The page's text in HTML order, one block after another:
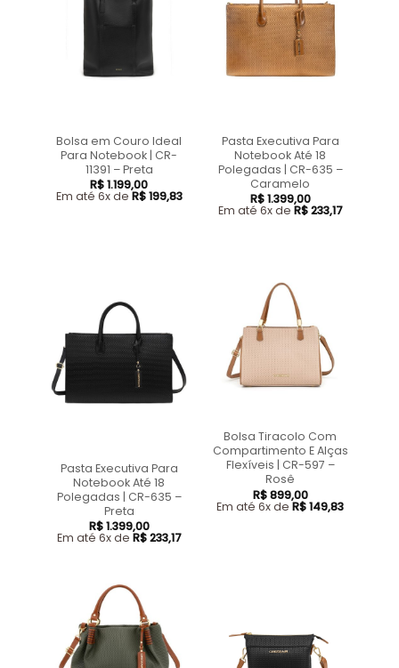
Bolsa em Couro Ideal
Para Notebook | CR-
11391 – Preta
R$1.199,00
Em até 6x de R$199,83
Pasta Executiva Para
Notebook Até 18
Polegadas | CR-635 –
Caramelo
R$1.399,00
Em até 6x de R$233,17
Pasta Executiva Para
Notebook Até 18
Polegadas | CR-635 –
Preta
R$1.399,00
Em até 6x de R$233,17
Bolsa Tiracolo Com
Compartimento E Alças
Flexíveis | CR-597 –
Rosê
R$899,00
Em até 6x de R$149,83